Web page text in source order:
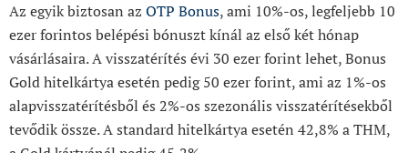
Az egyik biztosan az OTP Bonus, ami 10%-os, legfeljebb 10
ezer forintos belépési bónuszt kínál az első két hónap
vásárlásaira. A visszatérítés évi 30 ezer forint lehet, Bonus
Gold hitelkártya esetén pedig 50 ezer forint, ami az 1%-os
alapvisszatérítésből és 2%-os szezonális visszatérítésekből
tevődik össze. A standard hitelkártya esetén 42,8% a THM,